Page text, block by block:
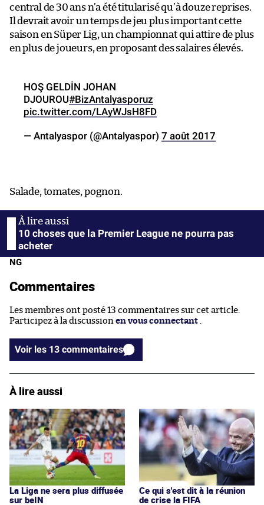
central de 30 ans n’a été titularisé qu’à douze reprises.
Il devrait avoir un temps de jeu plus important cette
saison en Süper Lig, un championnat qui attire de plus
en plus de joueurs, en proposant des salaires élevés.
HOŞ GELDİN JOHAN
DJOUROU#BizAntalyasporuz
pic.twitter.com/LAyWJsH8FD
— Antalyaspor (@Antalyaspor) 7 août 2017
Salade, tomates, pognon.
10 choses que la Premier League ne pourra pas
acheter
NG
Commentaires
Les membres ont posté 13 commentaires sur cet article.
Participez à la discussion en vous connectant .
Voir les 13 commentaires
À lire aussi
La Liga ne sera plus diffusée
sur beIN
Ce qui s'est dit à la réunion
de crise la FIFA